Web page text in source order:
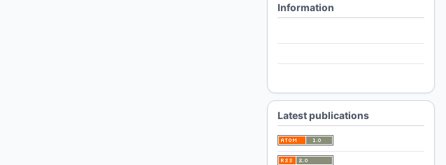
Information
Latest publications